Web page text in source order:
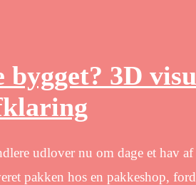
bygget? 3D
udlover nu om dage et hav
pakken hos en pakkeshop,